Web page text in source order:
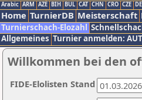
Arabic ARM AZE BIH BUL CAT CHN CRO CZE
Home TurnierDB Meisterschaft
Turnierschach-Elozahl
Allgemeines Turnier anmelden: AUT
Willkommen bei den
FIDE-Elolisten Stand